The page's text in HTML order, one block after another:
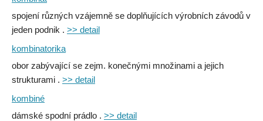
spojení různých vzájemně se doplňujících výrobních závodů v
jeden podnik . >> detail
kombinatorika
obor zabývající se zejm. konečnými množinami a jejich
strukturami . >> detail
kombiné
dámské spodní prádlo . >> detail